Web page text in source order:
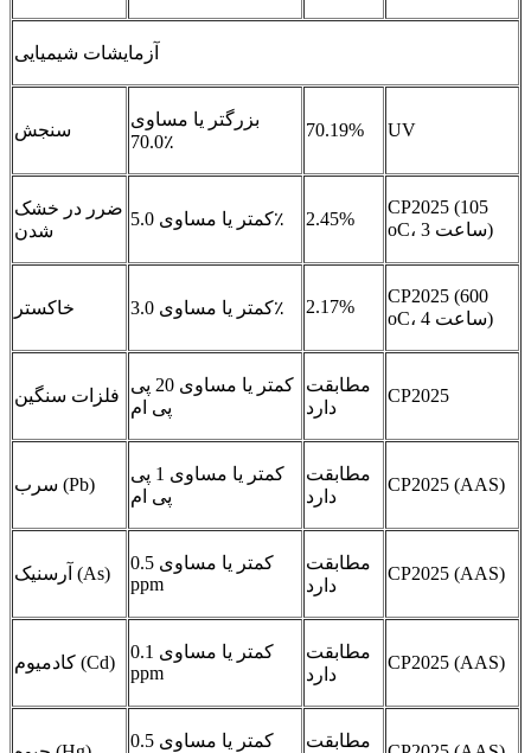
آزمایشات شیمیایی
سنجش
بزرگتر یا مساوی
70.0٪
70.19% UV
ضرر در خشک
شدن
کمتر یا مساوی 5.0٪ 2.45%
CP2025 (105
oC، 3 ساعت)
خاکستر کمتر یا مساوی 3.0٪ 2.17%
CP2025 (600
oC، 4 ساعت)
فلزات سنگین
کمتر یا مساوی 20 پی
پی ام
مطابقت
دارد
CP2025
سرب (Pb)
کمتر یا مساوی 1 پی
پی ام
مطابقت
دارد
CP2025 (AAS)
آرسنیک (As)
کمتر یا مساوی 0.5
ppm
مطابقت
دارد
CP2025 (AAS)
کادمیوم (Cd)
کمتر یا مساوی 0.1
ppm
مطابقت
دارد
CP2025 (AAS)
کمتر یا مساوی 0.5
مطابقت